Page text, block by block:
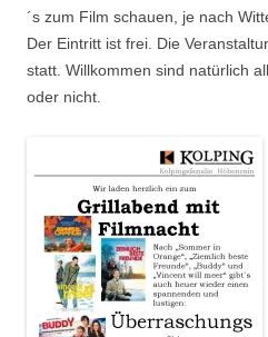
´s zum Film schauen, je nach
Der Eintritt ist frei. Die
statt. Willkommen sind natürlich
oder nicht.